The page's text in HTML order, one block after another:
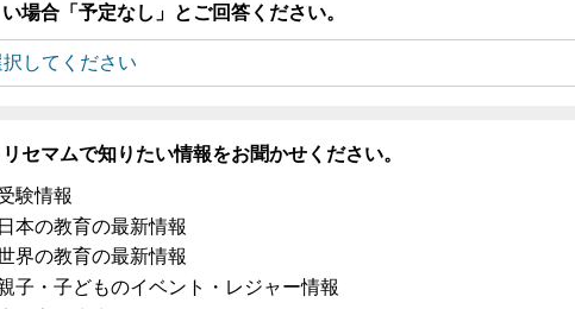
い場合「予定なし」とご回答ください。
リセマムで知りたい情報をお聞かせください。
験情報
日本の教育の最新情報
界の教育の最新情報
子・子どものイベント・レジャー情報